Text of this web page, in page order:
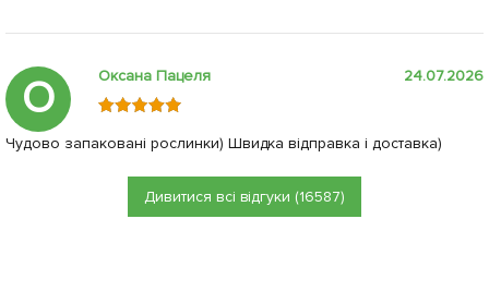
О Оксана Пацеля 24.07.2026
Чудово запаковані рослинки) Швидка відправка і доставка)
Дивитися всі відгуки (16587)